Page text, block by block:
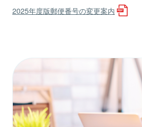
2025年度版郵便番号の変更案内